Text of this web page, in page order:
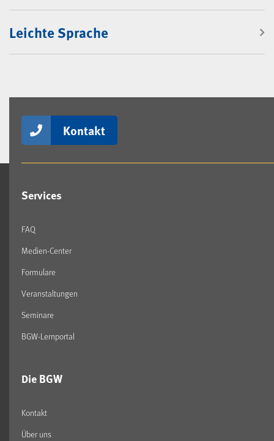
Leichte Sprache
Kontakt
Services
FAQ
Medien-Center
Formulare
Veranstaltungen
Seminare
BGW-Lernportal
Die BGW
Kontakt
Über uns